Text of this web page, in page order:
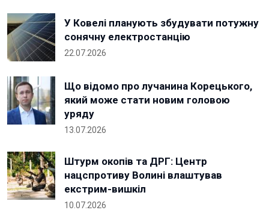
У Ковелі планують збудувати потужну
сонячну електростанцію
22.07.2026
Що відомо про лучанина Корецького,
який може стати новим головою
уряду
13.07.2026
Штурм окопів та ДРГ: Центр
нацспротиву Волині влаштував
екстрим-вишкіл
10.07.2026